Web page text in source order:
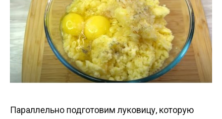
Параллельно подготовим луковицу, которую